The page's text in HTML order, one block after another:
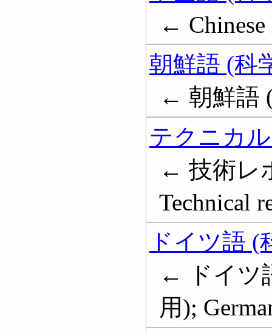
← Chinese
朝鮮語 (科
← 朝鮮語
テクニカ
← 技術レ
Technical
ドイツ語 (
← ドイツ
用);